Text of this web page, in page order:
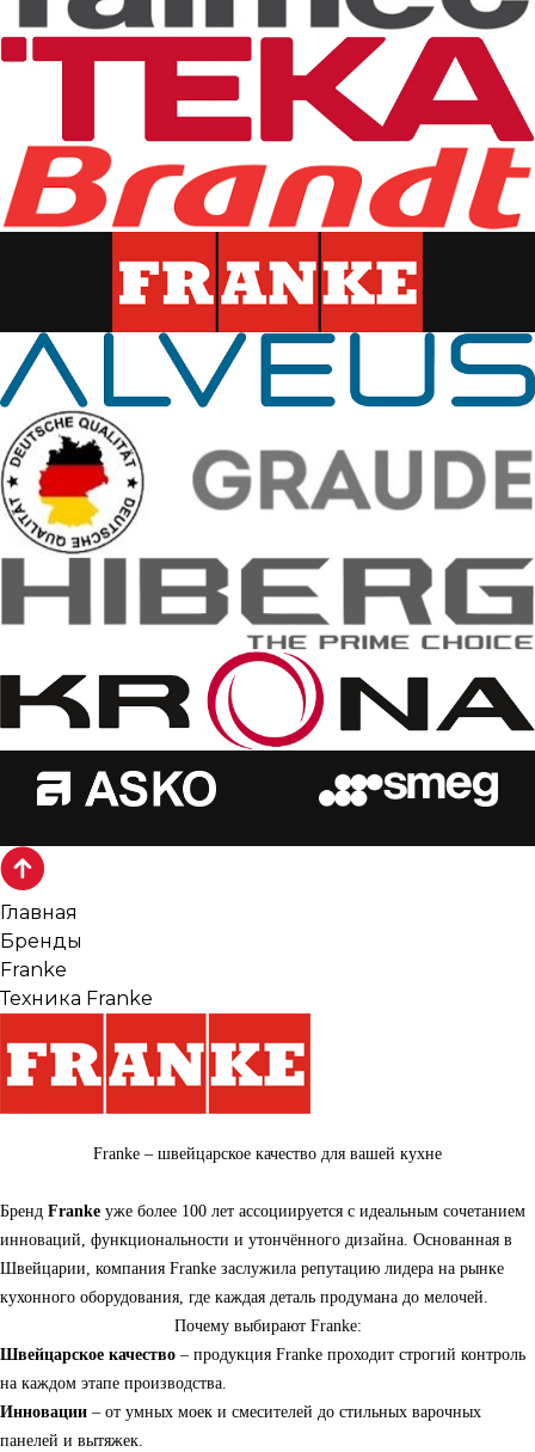
Главная
Бренды
Franke
Техника Franke
Franke – швейцарское качество для вашей кухне
Бренд Franke уже более 100 лет ассоциируется с идеальным сочетанием
инноваций, функциональности и утончённого дизайна. Основанная в
Швейцарии, компания Franke заслужила репутацию лидера на рынке
кухонного оборудования, где каждая деталь продумана до мелочей.
Почему выбирают Franke:
Швейцарское качество – продукция Franke проходит строгий контроль
на каждом этапе производства.
Инновации – от умных моек и смесителей до стильных варочных
панелей и вытяжек.